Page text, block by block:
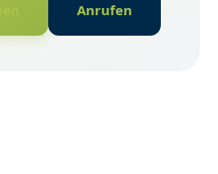
Anrufen